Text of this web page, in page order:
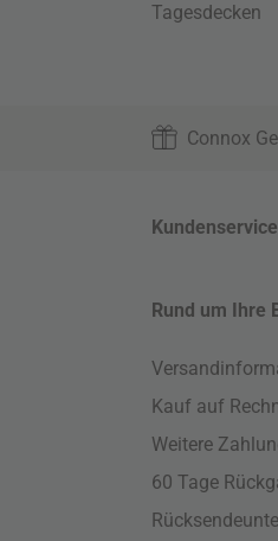
Tagesdecken
Connox
Kundenservice
Rund um Ihre
Kauf auf
Weitere
60 Tage